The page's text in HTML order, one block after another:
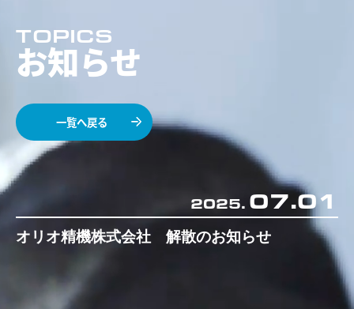
TOPICS
お知らせ
一覧へ戻る
2025. 07.01
オリオ精機株式会社 解散のお知らせ